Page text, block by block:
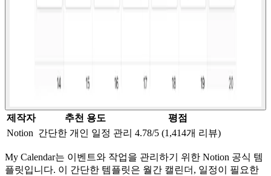
제작자 추천 용도
평점
Notion 간단한 개인 일정 관리 4.78/5 (1,414개 리뷰)
My Calendar는 이벤트와 작업을 관리하기 위한 Notion 공식 템
플릿입니다. 이 간단한 템플릿은 월간 캘린더, 일정이 필요한